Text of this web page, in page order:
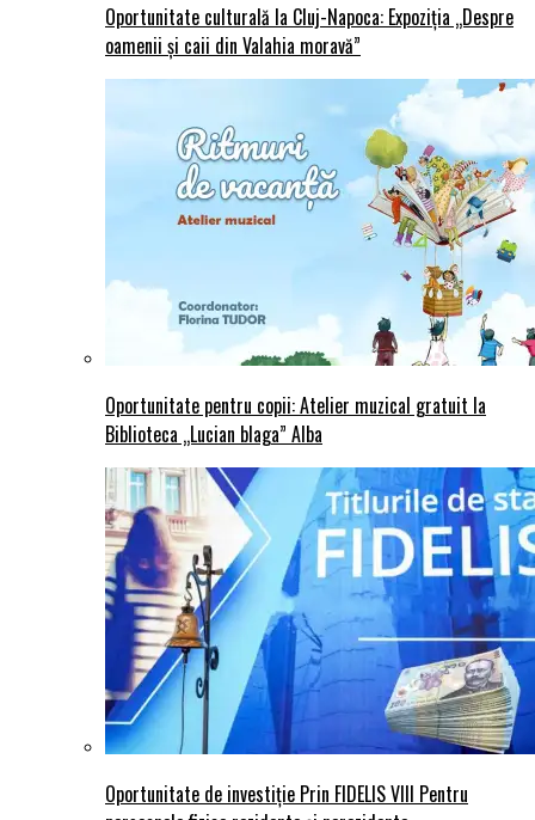
Oportunitate culturală la Cluj-Napoca: Expoziția „Despre
oamenii și caii din Valahia moravă”
Oportunitate pentru copii: Atelier muzical gratuit la
Biblioteca „Lucian blaga” Alba
Oportunitate de investiție Prin FIDELIS VIII Pentru